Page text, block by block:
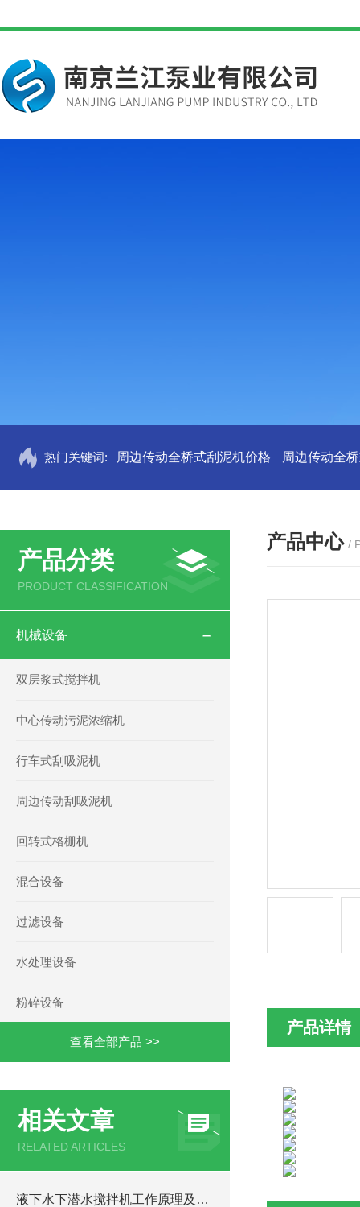
热门关键词: 周边传动全桥式刮泥机价格 周边传动全
产品分类
PRODUCT CLASSIFICATION
机械设备
双层浆式搅拌机
中心传动污泥浓缩机
行车式刮吸泥机
周边传动刮吸泥机
回转式格栅机
混合设备
过滤设备
水处理设备
粉碎设备
查看全部产品 >>
相关文章
RELATED ARTICLES
液下水下潜水搅拌机工作原理及作用特点、安装图、CAD结构图
产品中心 /
产品详情